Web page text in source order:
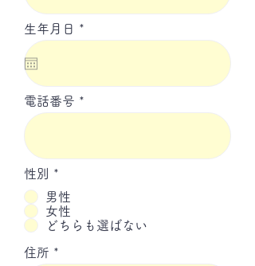
生年月日 *
e
d
電話番号
性別
*
男性
女性
どちらも選ばない
住所